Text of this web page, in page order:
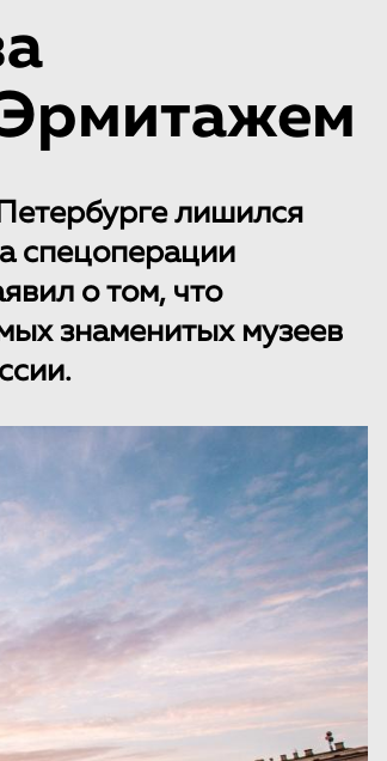
Эрмитажем
лишился
спецоперации
о том, что
знаменитых музеев